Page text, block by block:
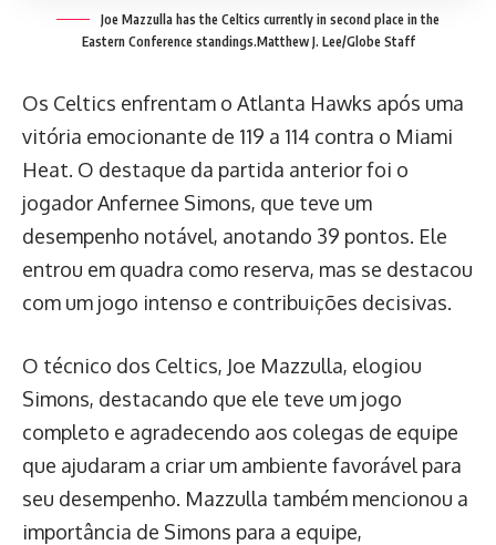
Joe Mazzulla has the Celtics currently in second place in the
Eastern Conference standings.Matthew J. Lee/Globe Staff
Os Celtics enfrentam o Atlanta Hawks após uma
vitória emocionante de 119 a 114 contra o Miami
Heat. O destaque da partida anterior foi o
jogador Anfernee Simons, que teve um
desempenho notável, anotando 39 pontos. Ele
entrou em quadra como reserva, mas se destacou
com um jogo intenso e contribuições decisivas.
O técnico dos Celtics, Joe Mazzulla, elogiou
Simons, destacando que ele teve um jogo
completo e agradecendo aos colegas de equipe
que ajudaram a criar um ambiente favorável para
seu desempenho. Mazzulla também mencionou a
importância de Simons para a equipe,